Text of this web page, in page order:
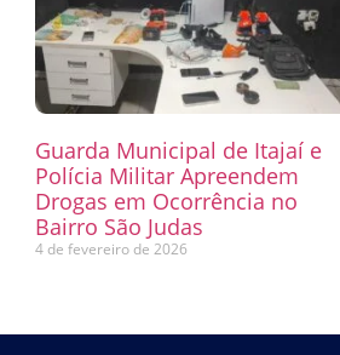
Guarda Municipal de Itajaí e
Polícia Militar Apreendem
Drogas em Ocorrência no
Bairro São Judas
4 de fevereiro de 2026